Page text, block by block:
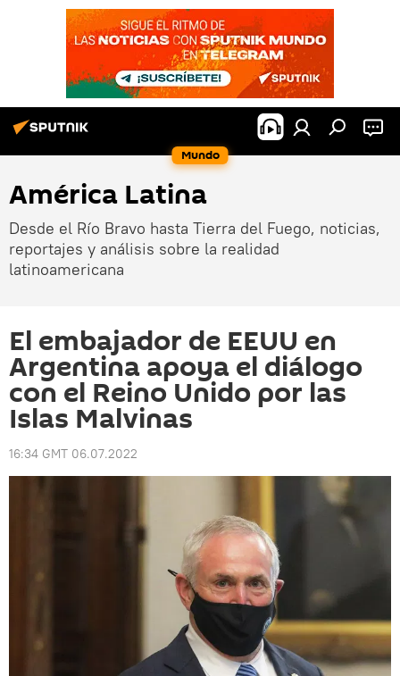
Mundo
América Latina
Desde el Río Bravo hasta Tierra del Fuego, noticias,
reportajes y análisis sobre la realidad
latinoamericana
El embajador de EEUU en
Argentina apoya el diálogo
con el Reino Unido por las
Islas Malvinas
16:34 GMT 06.07.2022